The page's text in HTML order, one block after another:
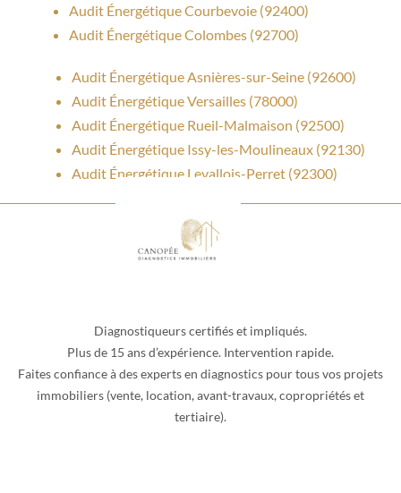
Audit Énergétique Courbevoie (92400)
Audit Énergétique Colombes (92700)
Audit Énergétique Asnières-sur-Seine (92600)
Audit Énergétique Versailles (78000)
Audit Énergétique Rueil-Malmaison (92500)
Audit Énergétique Issy-les-Moulineaux (92130)
Audit Énergétique Levallois-Perret (92300)
Diagnostiqueurs certifiés et impliqués.
Plus de 15 ans d’expérience. Intervention rapide.
Faites confiance à des experts en diagnostics pour tous vos projets
immobiliers (vente, location, avant-travaux, copropriétés et
tertiaire).